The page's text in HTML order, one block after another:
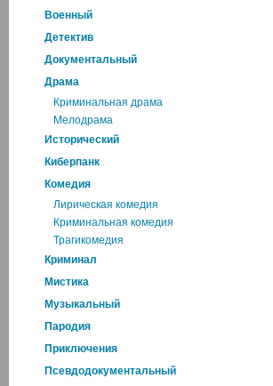
Военный
Детектив
Документальный
Драма
Криминальная драма
Мелодрама
Исторический
Киберпанк
Комедия
Лирическая комедия
Криминальная комедия
Трагикомедия
Криминал
Мистика
Музыкальный
Пародия
Приключения
Псевдодокументальный